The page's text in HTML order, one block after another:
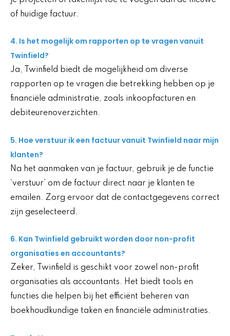
of huidige factuur.
4. Is het mogelijk om rapporten op te vragen vanuit
Twinfield?
Ja, Twinfield biedt de mogelijkheid om diverse
rapporten op te vragen die betrekking hebben op je
financiële administratie, zoals inkoopfacturen en
debiteurenoverzichten.
5. Hoe verstuur ik een factuur vanuit Twinfield naar mijn
klanten?
Na het aanmaken van je factuur, gebruik je de functie
‘verstuur’ om de factuur direct naar je klanten te
emailen. Zorg ervoor dat de contactgegevens correct
zijn geselecteerd.
6. Kan Twinfield gebruikt worden door non-profit
organisaties en accountants?
Zeker, Twinfield is geschikt voor zowel non-profit
organisaties als accountants. Het biedt tools en
functies die helpen bij het efficiënt beheren van
boekhoudkundige taken en financiële administraties.